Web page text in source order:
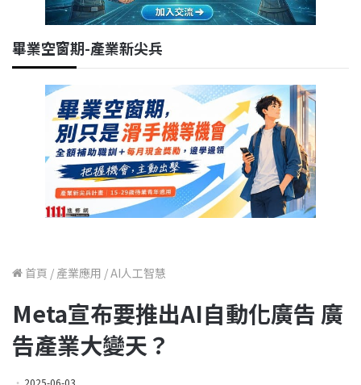
畢業空窗期-產業新尖兵